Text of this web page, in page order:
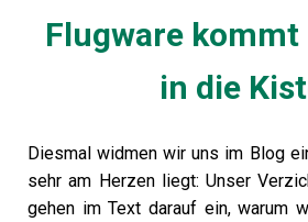
Flugware
in die
Diesmal widmen wir uns im Blog
sehr am Herzen liegt: Unser
gehen im Text darauf ein, warum